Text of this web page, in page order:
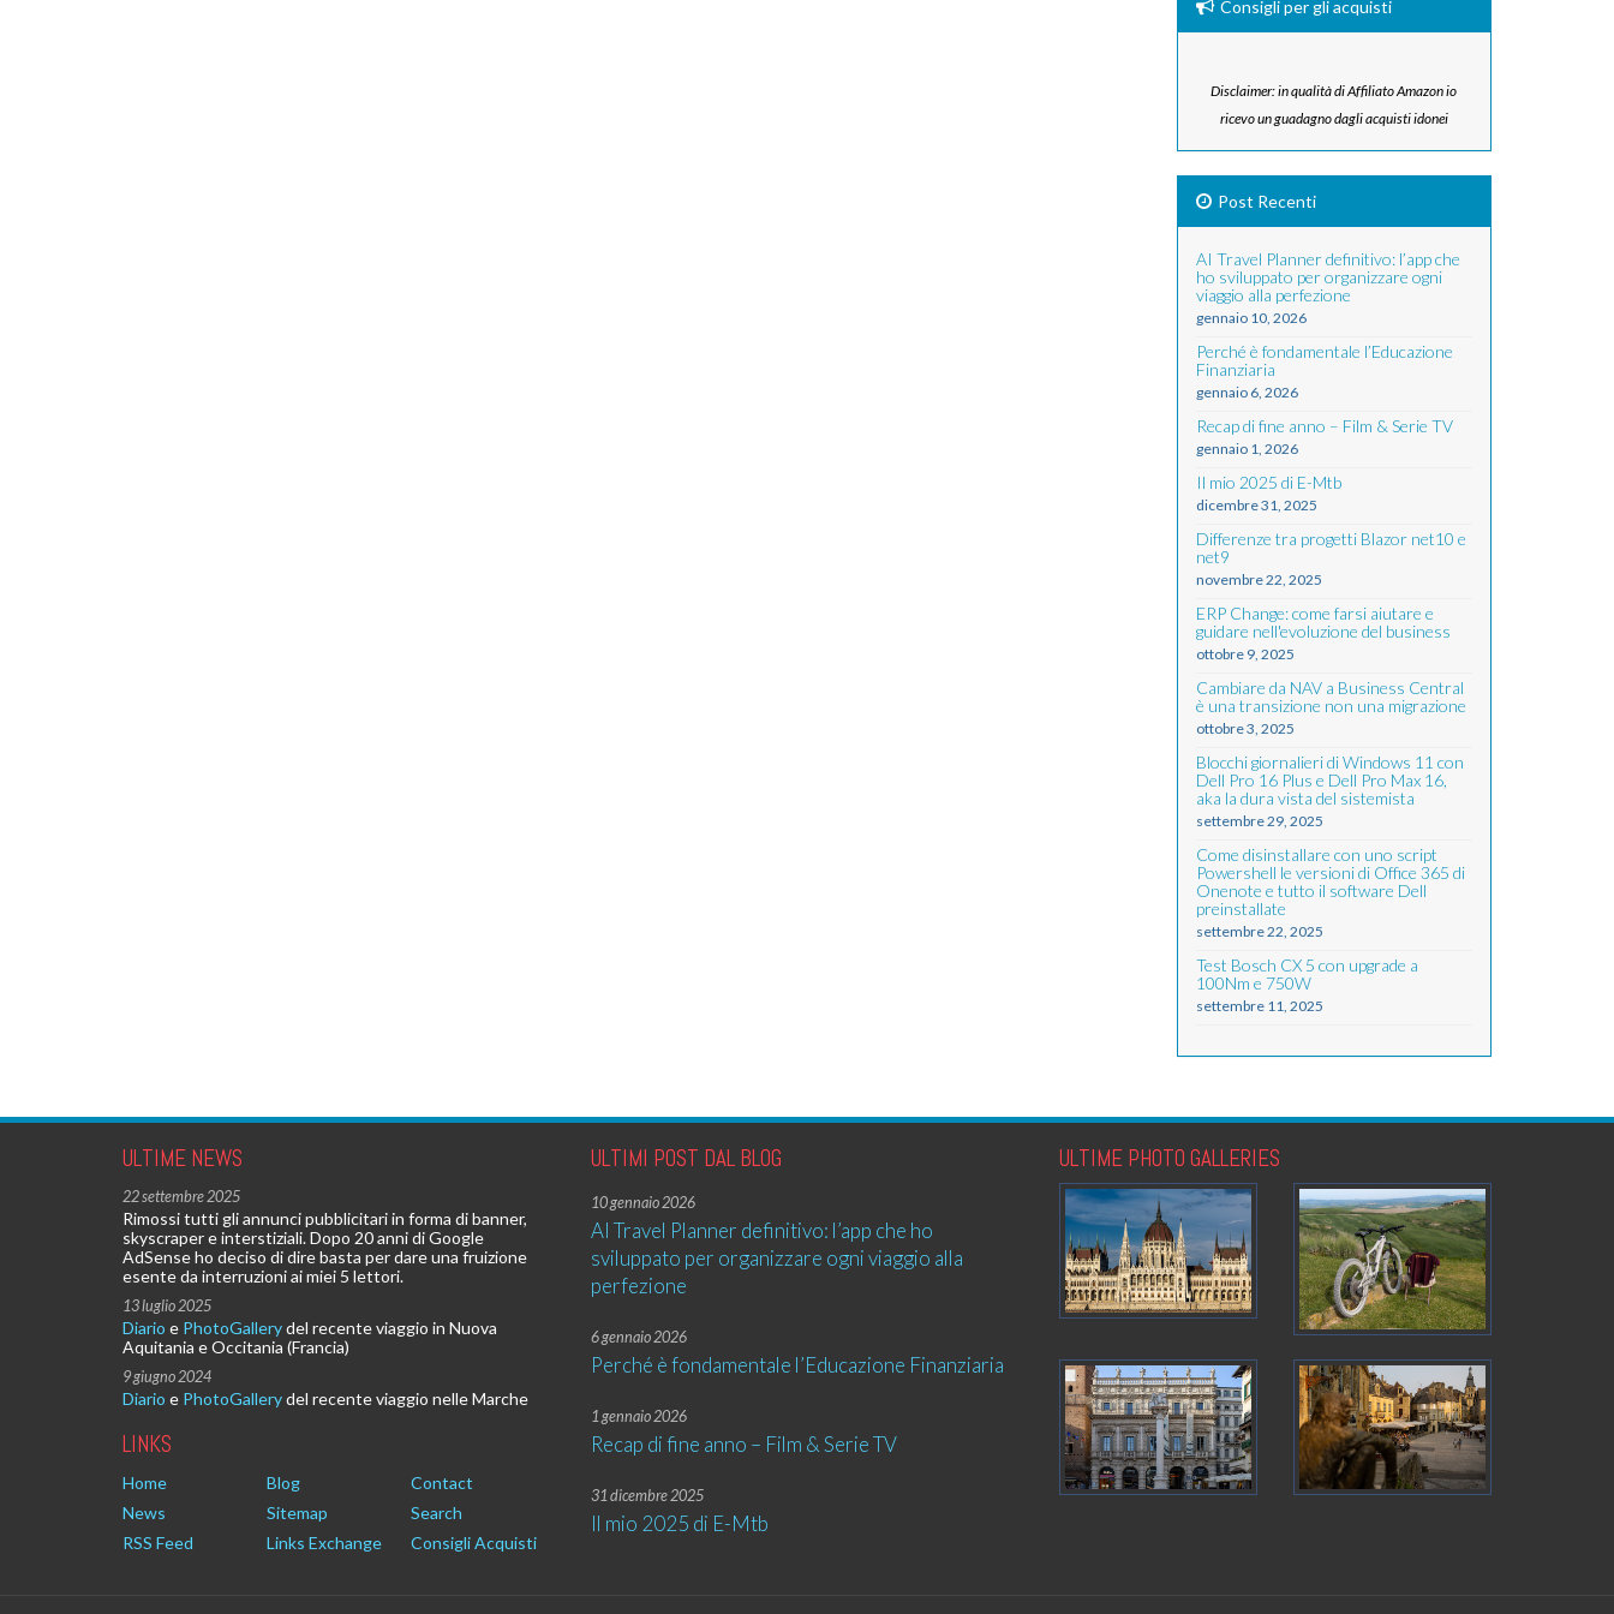
Consigli per gli acquisti
Disclaimer: in qualità di Affiliato Amazon io
ricevo un guadagno dagli acquisti idonei
Post Recenti
AI Travel Planner definitivo: l’app che
ho sviluppato per organizzare ogni
viaggio alla perfezione
gennaio 10, 2026
Perché è fondamentale l’Educazione
Finanziaria
gennaio 6, 2026
Recap di fine anno – Film & Serie TV
gennaio 1, 2026
Il mio 2025 di E-Mtb
dicembre 31, 2025
Differenze tra progetti Blazor net10 e
net9
novembre 22, 2025
ERP Change: come farsi aiutare e
guidare nell'evoluzione del business
ottobre 9, 2025
Cambiare da NAV a Business Central
è una transizione non una migrazione
ottobre 3, 2025
Blocchi giornalieri di Windows 11 con
Dell Pro 16 Plus e Dell Pro Max 16,
aka la dura vista del sistemista
settembre 29, 2025
Come disinstallare con uno script
Powershell le versioni di Office 365 di
Onenote e tutto il software Dell
preinstallate
settembre 22, 2025
Test Bosch CX 5 con upgrade a
100Nm e 750W
settembre 11, 2025
ULTIME NEWS
22 settembre 2025
Rimossi tutti gli annunci pubblicitari in forma di banner,
skyscraper e interstiziali. Dopo 20 anni di Google
AdSense ho deciso di dire basta per dare una fruizione
esente da interruzioni ai miei 5 lettori.
13 luglio 2025
Diario e PhotoGallerydel recente viaggio in Nuova
Aquitania e Occitania (Francia)
9 giugno 2024
Diario e PhotoGallerydel recente viaggio nelle Marche
LINKS
Home Blog
Contact
News
Sitemap
Search
RSS Feed
Links Exchange Consigli Acquisti
ULTIMI POST DAL BLOG
10 gennaio 2026
AI Travel Planner definitivo: l’app che ho
sviluppato per organizzare ogni viaggio alla
perfezione
6 gennaio 2026
Perché è fondamentale l’Educazione Finanziaria
1 gennaio 2026
Recap di fine anno – Film & Serie TV
31 dicembre 2025
Il mio 2025 di E-Mtb
ULTIME PHOTO GALLERIES